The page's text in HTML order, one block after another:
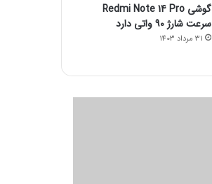
گوشی Redmi Note 14 Pro
سرعت شارژ 90 واتی دارد
31 مرداد 1403